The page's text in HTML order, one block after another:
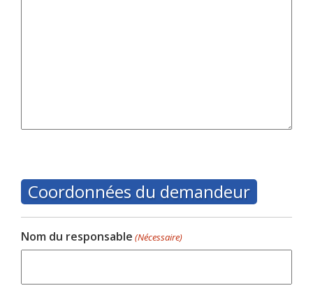
Coordonnées du demandeur
Nom du responsable (Nécessaire)